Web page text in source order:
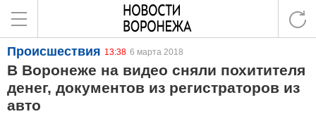
Происшествия 13:38 6 марта 2018
В Воронеже на видео сняли похитителя
денег, документов из регистраторов из
авто